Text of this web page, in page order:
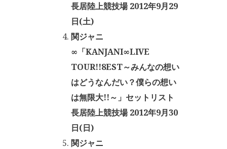
長居陸上競技場 2012年9月29
日(土)
関ジャニ
∞「KANJANI∞LIVE
TOUR!!8EST～みんなの想い
はどうなんだい？僕らの想い
は無限大!!～」セットリスト
長居陸上競技場 2012年9月30
日(日)
関ジャニ